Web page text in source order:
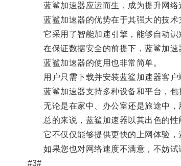
蓝鲨加速器应运而生，成为提升网络
蓝鲨加速器的优势在于其强大的技术
它采用了智能加速引擎，能够自动识
在保证数据安全的前提下，蓝鲨加速
蓝鲨加速器的使用也非常简单。
用户只需下载并安装蓝鲨加速器客户
蓝鲨加速器支持多种设备和平台，包
无论是在家中、办公室还是旅途中，
总的来说，蓝鲨加速器以其出色的性
它不仅仅能够提供更快的上网体验，
如果您也对网络速度不满意，不妨试
#3#